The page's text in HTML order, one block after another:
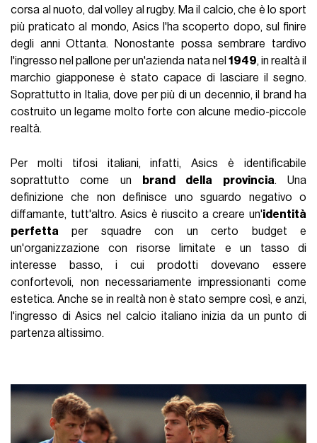
corsa al nuoto, dal volley al rugby. Ma il calcio, che è lo sport
più praticato al mondo, Asics l'ha scoperto dopo, sul finire
degli anni Ottanta. Nonostante possa sembrare tardivo
l'ingresso nel pallone per un'azienda nata nel 1949, in realtà il
marchio giapponese è stato capace di lasciare il segno.
Soprattutto in Italia, dove per più di un decennio, il brand ha
costruito un legame molto forte con alcune medio-piccole
realtà.
Per molti tifosi italiani, infatti, Asics è identificabile
soprattutto come un
brand della provincia. Una
definizione che non definisce uno sguardo negativo o
diffamante, tutt'altro. Asics è riuscito a creare un'identità
perfetta per squadre con un certo budget e
un'organizzazione con risorse limitate e un tasso di
interesse basso, i cui prodotti dovevano essere
confortevoli, non necessariamente impressionanti come
estetica. Anche se in realtà non è stato sempre così, e anzi,
l'ingresso di Asics nel calcio italiano inizia da un punto di
partenza altissimo.